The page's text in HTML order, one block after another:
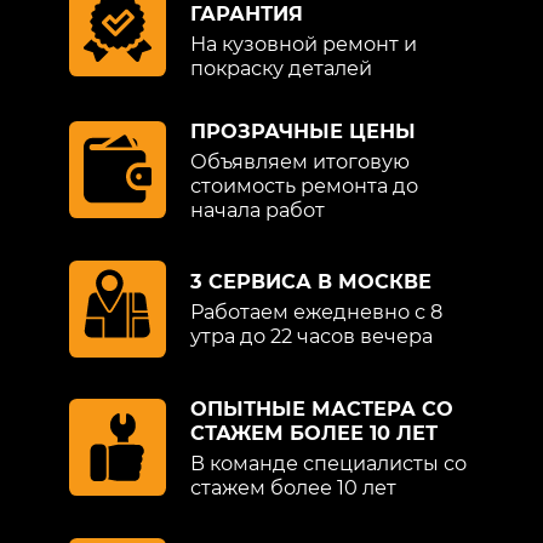
ГАРАНТИЯ
На кузовной ремонт и
покраску деталей
ПРОЗРАЧНЫЕ ЦЕНЫ
Объявляем итоговую
стоимость ремонта до
начала работ
3 СЕРВИСА В МОСКВЕ
Работаем ежедневно с 8
утра до 22 часов вечера
ОПЫТНЫЕ МАСТЕРА СО
СТАЖЕМ БОЛЕЕ 10 ЛЕТ
В команде специалисты со
стажем более 10 лет